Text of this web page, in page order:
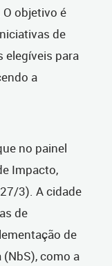
objetivo é
de
elegíveis para
a
no painel
Impacto,
3). A cidade
de
de
como a